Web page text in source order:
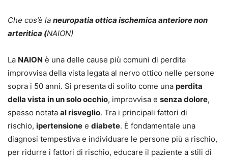
Che cos’è la neuropatia ottica ischemica anteriore non
arteritica (NAION)
La NAION è una delle cause più comuni di perdita
improvvisa della vista legata al nervo ottico nelle persone
sopra i 50 anni. Si presenta di solito come una perdita
della vista in un solo occhio, improvvisa e senza dolore,
spesso notata al risveglio. Tra i principali fattori di
rischio, ipertensione e diabete. È fondamentale una
diagnosi tempestiva e individuare le persone più a rischio,
per ridurre i fattori di rischio, educare il paziente a stili di